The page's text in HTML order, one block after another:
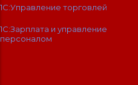
1С:Управление торговлей
1С:Зарплата и управление
персоналом